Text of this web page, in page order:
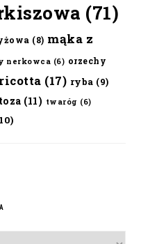
(71)
(8) mąka z
nerkowca (6) orzechy
ricotta (17) ryba (9)
(11) twaróg (6)